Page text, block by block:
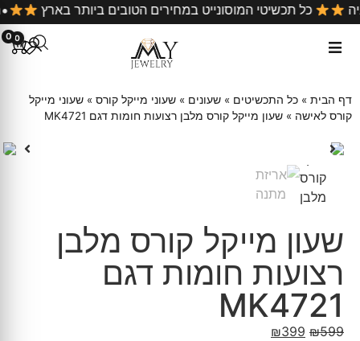
קניה כל תכשיטי המוסונייט במחירים הטובים ביותר בארץ
0 0
דף הבית » כל התכשיטים » שעונים » שעוני מייקל קורס » שעוני מייקל
קורס לאישה » שעון מייקל קורס מלבן רצועות חומות דגם MK4721
שעון מייקל קורס מלבן
רצועות חומות דגם
MK4721
₪599
₪399